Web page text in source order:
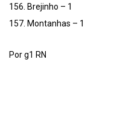
156. Brejinho – 1
157. Montanhas – 1
Por g1 RN